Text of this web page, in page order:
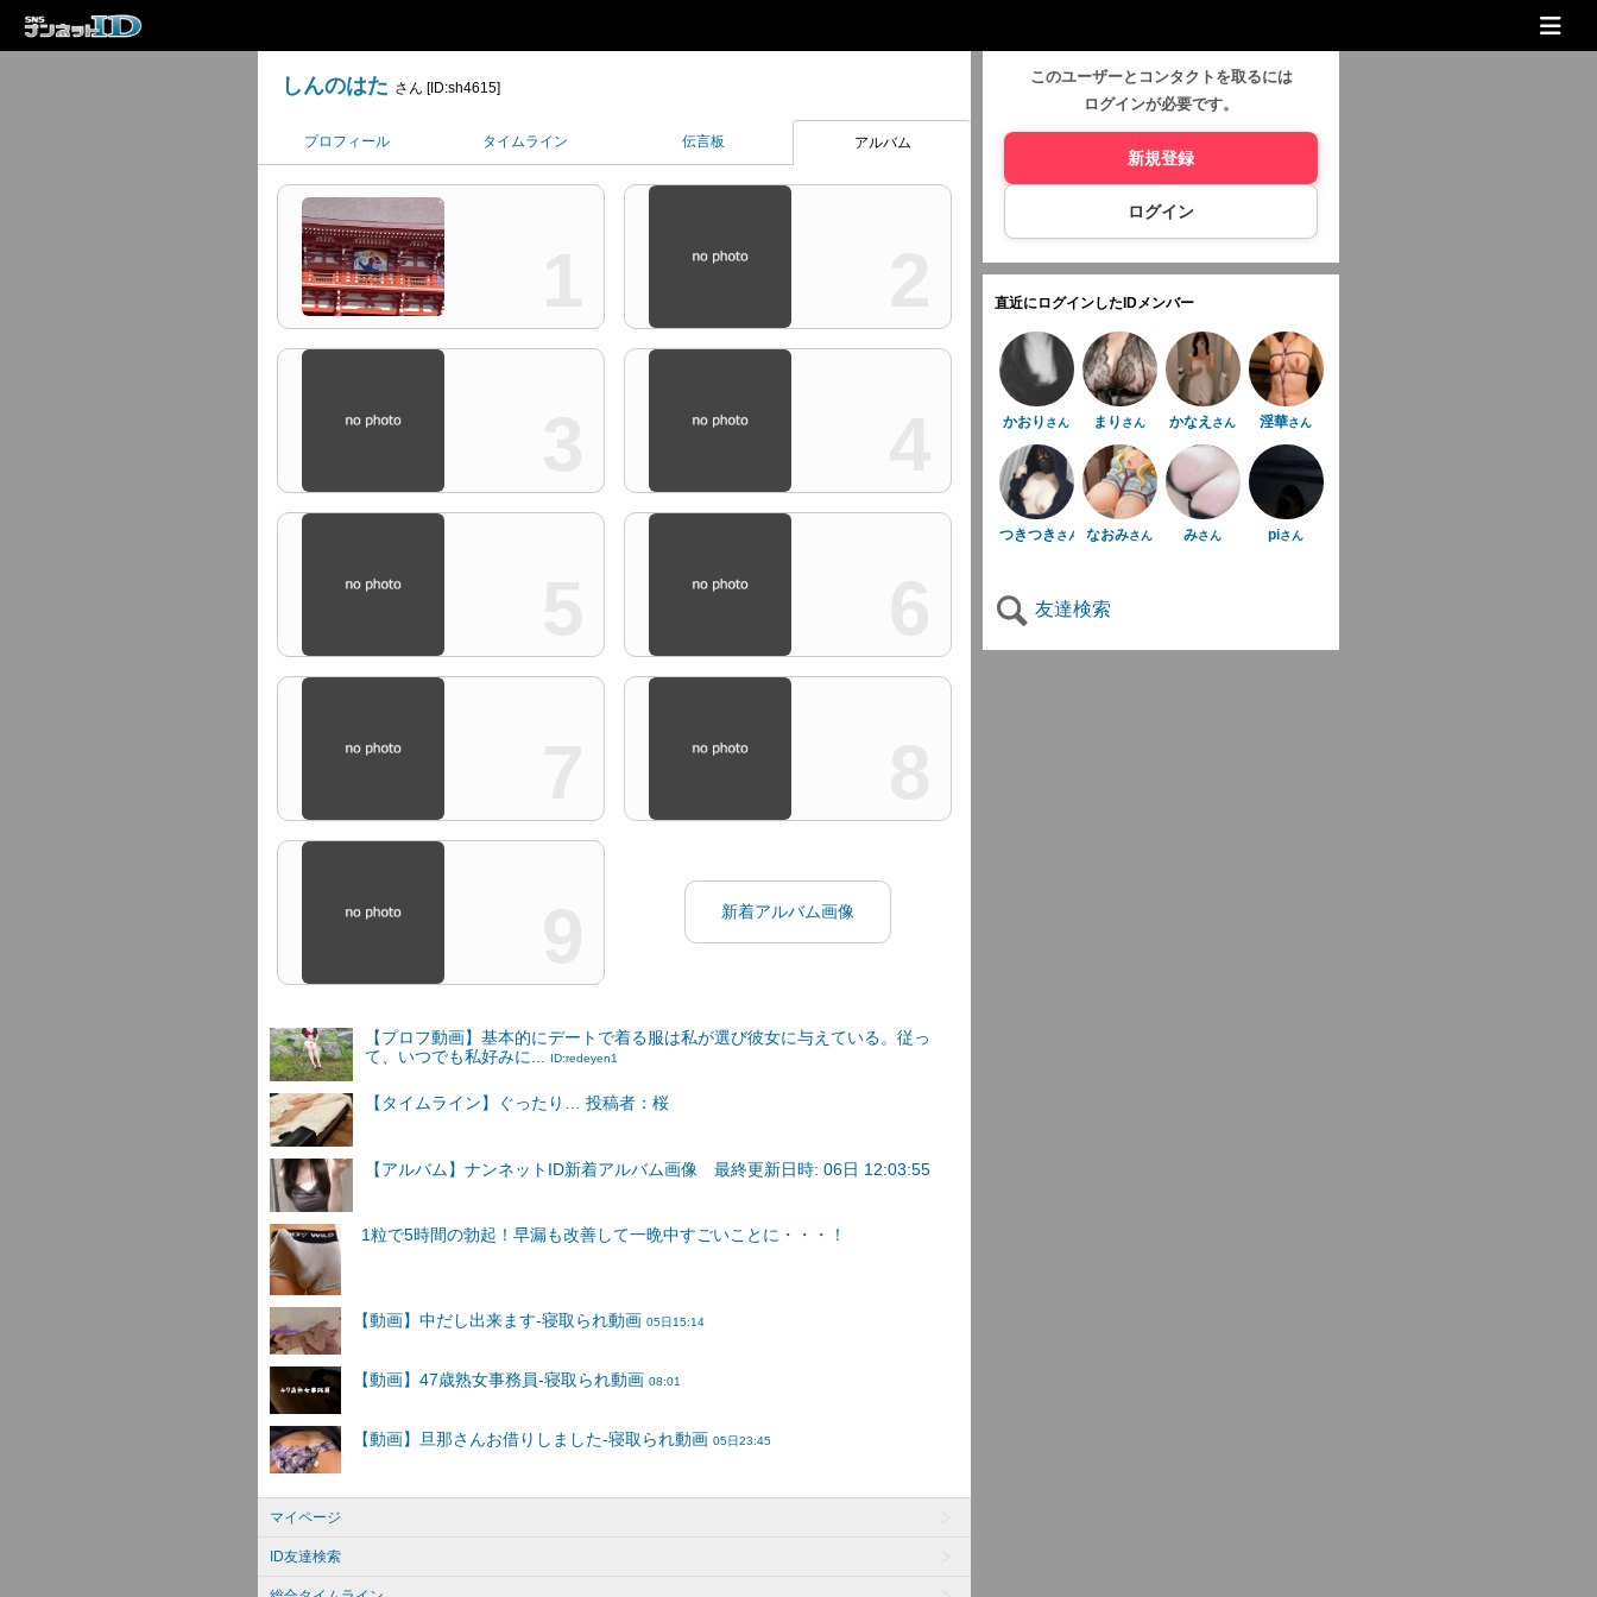
しんのはた さん [ID:sh4615]
プロフィール タイムライン 伝言板 アルバム
新着アルバム画像
【プロフ動画】基本的にデートで着る服は私が選び彼女に与えている。従っ
て、いつでも私好みに...
ID:redeyen1
【タイムライン】ぐったり… 投稿者：桜
【アルバム】ナンネットID新着アルバム画像 最終更新日時: 06日 12:03:55
マイページ
ID友達検索
このユーザーとコンタクトを取るには
ログインが必要です。
新規登録
ログイン
直近にログインしたIDメンバー
かおり さん まり さん かなえ さん 淫華さん
つきつき さん なおみさん みさん piさん
友達検索